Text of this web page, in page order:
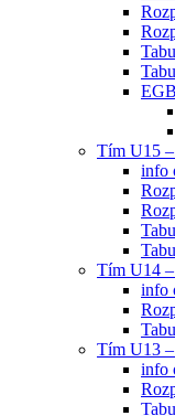
Tím U15 –
info
Tím U14
info
Tím U13
info